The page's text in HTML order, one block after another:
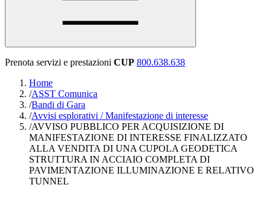
Prenota servizi e prestazioni CUP 800.638.638
Home
/ASST Comunica
/Bandi di Gara
/Avvisi esplorativi / Manifestazione di interesse
/AVVISO PUBBLICO PER ACQUISIZIONE DI
MANIFESTAZIONE DI INTERESSE FINALIZZATO
ALLA VENDITA DI UNA CUPOLA GEODETICA
STRUTTURA IN ACCIAIO COMPLETA DI
PAVIMENTAZIONE ILLUMINAZIONE E RELATIVO
TUNNEL